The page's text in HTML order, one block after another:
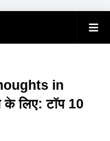
in
लिए: टॉप 10